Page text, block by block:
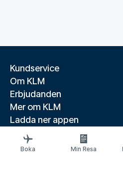
Kundservice
Om KLM
Erbjudanden
Mer om KLM
Ladda ner appen
Relaterade webbplatser
Reseguider
Boka Min Resa